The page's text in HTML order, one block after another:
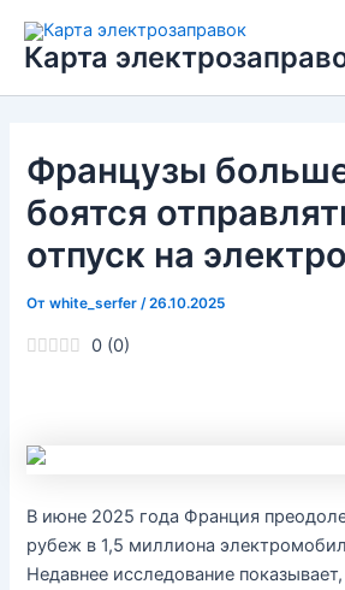
содержимому
Карта
Французы
боятся
отпуск на
Отwhite_serfer /26.10.2025
0 (0)
В июне 2025 года Франция
рубеж в 1,5 миллиона
Недавнее исследование